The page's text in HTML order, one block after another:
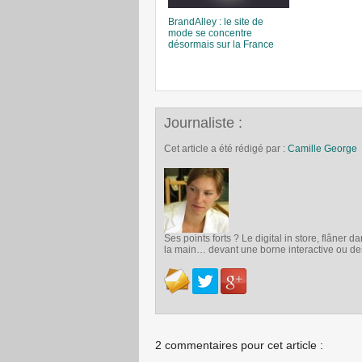
BrandAlley : le site de
mode se concentre
désormais sur la France
Journaliste :
Cet article a été rédigé par : Camille George
Ses points forts ? Le digital in store, flâner
la main… devant une borne interactive ou
2 commentaires pour cet article :